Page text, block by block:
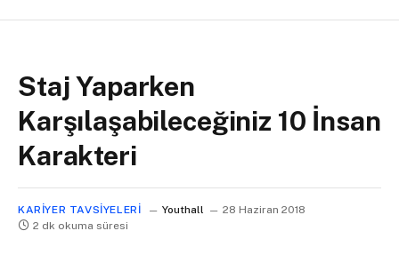
Staj Yaparken
Karşılaşabileceğiniz 10 İnsan
Karakteri
KARIYER TAVSIYELERI Youthall
28 Haziran 2018
2 dk okuma süresi